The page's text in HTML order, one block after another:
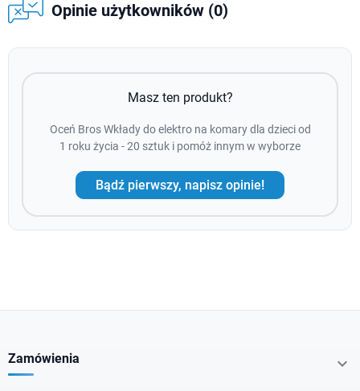
Opinie użytkowników (0)
Masz ten produkt?
Oceń Bros Wkłady do elektro na komary dla dzieci od
1 roku życia - 20 sztuk i pomóż innym w wyborze
Bądź pierwszy, napisz opinie!
Zamówienia 